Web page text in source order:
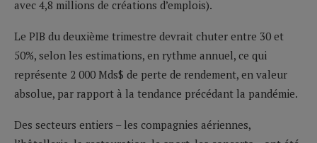
avec 4,8 millions de créations d’emplois).
Le PIB du deuxième trimestre devrait chuter entre 30 et
50%, selon les estimations, en rythme annuel, ce qui
représente 2 000 Mds$ de perte de rendement, en valeur
absolue, par rapport à la tendance précédant la pandémie.
Des secteurs entiers – les compagnies aériennes,